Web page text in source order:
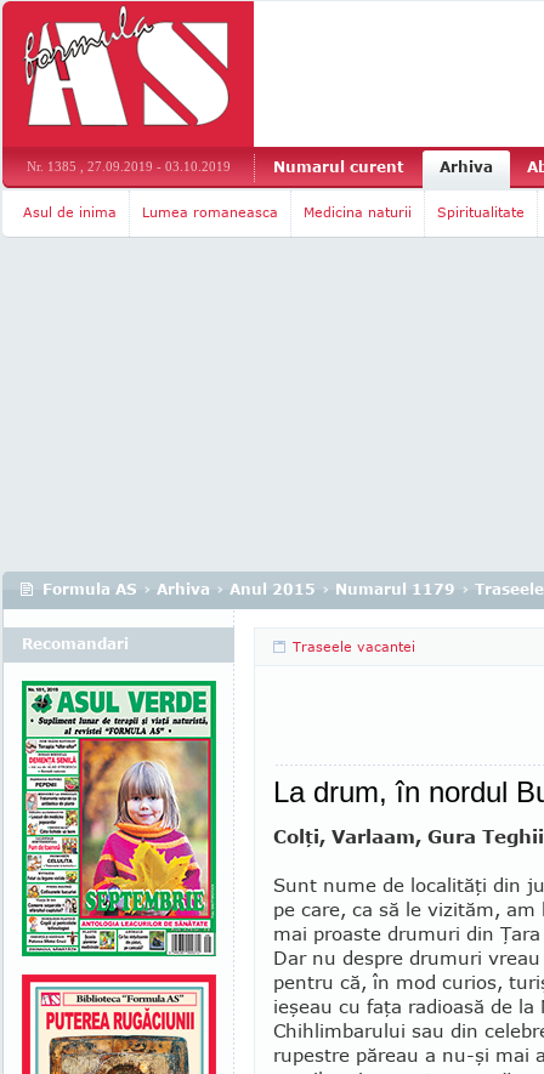
Nr. 1385 , 27.09.2019 - 03.10.2019 Numarul curent Arhiva
Asul de inima Lumea romaneasca Medicina naturii Spiritualitate
Formula AS › Arhiva › Anul 2015 › Numarul 1179 ›
Traseele vacantei
La drum, în nordul
Colţi, Varlaam, Gura
Sunt nume de localităţi din
pe care, ca să le vizităm, am
mai proaste drumuri din Ţara
Dar nu despre drumuri
pen­tru că, în mod curios,
ieşeau cu faţa radioasă de la
Chihlimbarului sau din
rupestre păreau a nu-şi mai
Recomandari